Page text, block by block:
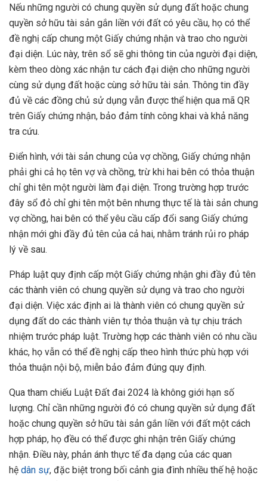
Nếu những người có chung quyền sử dụng đất hoặc chung
quyền sở hữu tài sản gắn liền với đất có yêu cầu, họ có thể
đề nghị cấp chung một Giấy chứng nhận và trao cho người
đại diện. Lúc này, trên sổ sẽ ghi thông tin của người đại diện,
kèm theo dòng xác nhận tư cách đại diện cho những người
cùng sử dụng đất hoặc cùng sở hữu tài sản. Thông tin đầy
đủ về các đồng chủ sử dụng vẫn được thể hiện qua mã QR
trên Giấy chứng nhận, bảo đảm tính công khai và khả năng
tra cứu.
Điển hình, với tài sản chung của vợ chồng, Giấy chứng nhận
phải ghi cả họ tên vợ và chồng, trừ khi hai bên có thỏa thuận
chỉ ghi tên một người làm đại diện. Trong trường hợp trước
đây sổ đỏ chỉ ghi tên một bên nhưng thực tế là tài sản chung
vợ chồng, hai bên có thể yêu cầu cấp đổi sang Giấy chứng
nhận mới ghi đầy đủ tên của cả hai, nhằm tránh rủi ro pháp
lý về sau.
Pháp luật quy định cấp một Giấy chứng nhận ghi đầy đủ tên
các thành viên có chung quyền sử dụng và trao cho người
đại diện. Việc xác định ai là thành viên có chung quyền sử
dụng đất do các thành viên tự thỏa thuận và tự chịu trách
nhiệm trước pháp luật. Trường hợp các thành viên có nhu cầu
khác, họ vẫn có thể đề nghị cấp theo hình thức phù hợp với
thỏa thuận nội bộ, miễn bảo đảm đúng quy định.
Qua tham chiếu Luật Đất đai 2024 là không giới hạn số
lượng. Chỉ cần những người đó có chung quyền sử dụng đất
hoặc chung quyền sở hữu tài sản gắn liền với đất một cách
hợp pháp, họ đều có thể được ghi nhận trên Giấy chứng
nhận. Điều này, phản ánh thực tế đa dạng của các quan
hệ dân sự, đặc biệt trong bối cảnh gia đình nhiều thế hệ hoặc